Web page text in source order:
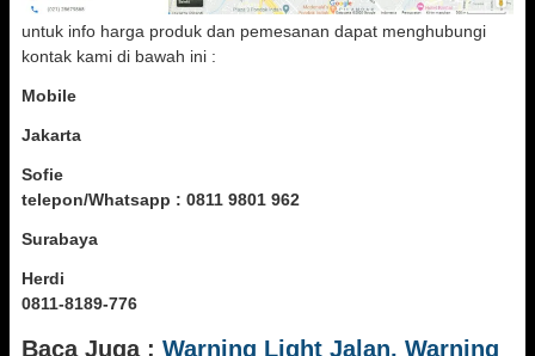
untuk info harga produk dan pemesanan dapat menghubungi
kontak kami di bawah ini :
Mobile
Jakarta
Sofie
telepon/Whatsapp : 0811 9801 962
Surabaya
Herdi
0811-8189-776
Baca Juga : Warning Light Jalan, Warning